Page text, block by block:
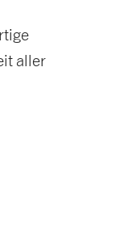
aller